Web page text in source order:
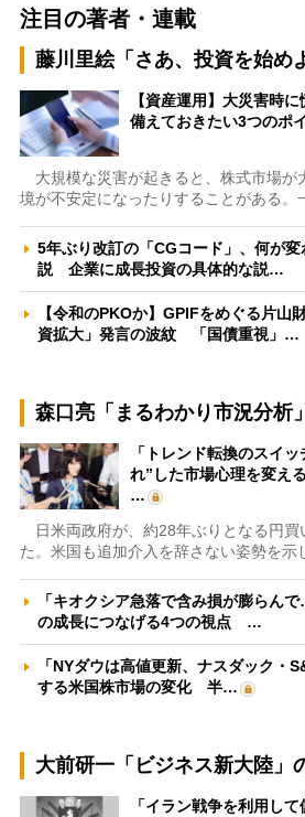
注目の著者・連載
藤川里絵「さあ、投資を始め
【資産運用】大災害時
備えておきたい3つのポ
大規模な災害が起きると、株式市場が
境が不安定になったりすることがある。
5年ぶり改訂の「CGコード」、何が
説 企業に成長投資の具体的な説…
【令和のPKOか】GPIFをめぐる片山
資拡大」発言の波紋 「国債重視」…
森口亮「まるわかり市況分析」
「トレンド転換のスイ
れ”した市場心理を変え
…
日米両政府が、約28年ぶりとなる円買
た。米国も追加介入を辞さない姿勢を示
「キオクシア急落で含み損が膨らん
の成長につなげる4つの視点 …
「NYダウは高値更新、ナスダック・
する米国株市場の変化 半…
大前研一「ビジネス新大陸」
「イラン戦争を利用し